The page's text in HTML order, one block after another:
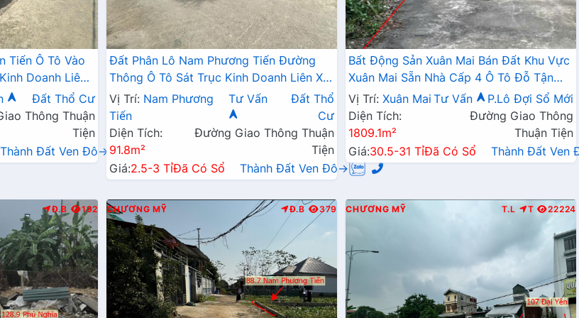
Tiến Ô Tô Vào
Doanh Liên
Đất Thổ Cư
Thông Thuận
Tiện
Thành Đất Ven Đô→
Đất Phân Lô Nam Phương Tiến Đường
Thông Ô Tô Sát Trục Kinh Doanh Liên Xã
Ngay Gần QL21A
Vị Trí: Nam Phương
Tiến
Tư Vấn
Đất Thổ
Cư
Diện Tích:
91.8m²
Đường Giao Thông Thuận
Tiện
Giá:2.5-3 TỉĐã Có Sổ Thành Đất Ven Đô→
Bất Động Sản Xuân Mai Bán Đất Khu Vực
Xuân Mai Sẵn Nhà Cấp 4 Ô Tô Đỗ Tận
Đất Làn 2 Đường QL6A
Vị Trí: Xuân Mai Tư Vấn
P.Lô Đợi Sổ Mới
Diện Tích:
1809.1m²
Đường Giao Thông
Thuận Tiện
Giá:30.5-31 TỉĐã Có Sổ Thành Đất Ven
Đ.B 192 CHƯƠNG MỸ Đ.B 379 CHƯƠNG MỸ T.L T 22224